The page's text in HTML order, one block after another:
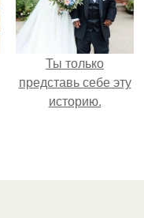
Ты только
представь себе эту
историю.